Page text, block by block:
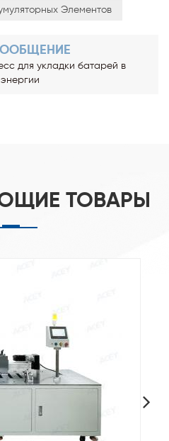
Элементов
для укладки батарей в
ТОВАРЫ